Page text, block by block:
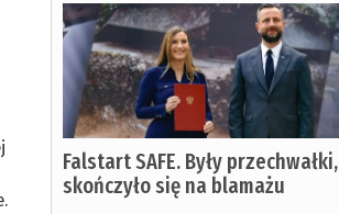
Falstart SAFE. Były przechwałki,
skończyło się na blamażu